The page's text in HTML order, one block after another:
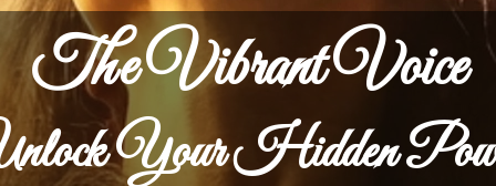
The Vibrant Voice
Your Hidden